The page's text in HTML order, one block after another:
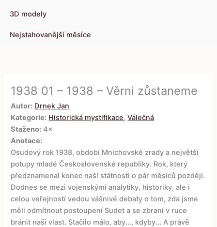
3D modely
Nejstahovanější měsíce
1938 01 – 1938 – Věrni zůstaneme
Autor: Drnek Jan
Kategorie: Historická mystifikace,Válečná
Staženo: 4×
Anotace:
Osudový rok 1938, období Mnichovské zrady a největší
potupy mladé Československé republiky. Rok, který
předznamenal konec naší státnosti o pár měsíců později.
Dodnes se mezi vojenskými analytiky, historiky, ale i
celou veřejností vedou vášnivé debaty o tom, zda jsme
měli odmítnout postoupení Sudet a se zbraní v ruce
bránit naši vlast. Stačilo málo, aby..., kdyby... A právě